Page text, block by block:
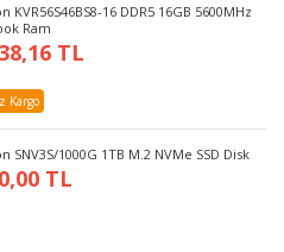
KVR56S46BS8-16 DDR5 16GB 5600MHz
Ram
TL
Kargo
SNV3S/1000G 1TB M.2 NVMe SSD Disk
TL